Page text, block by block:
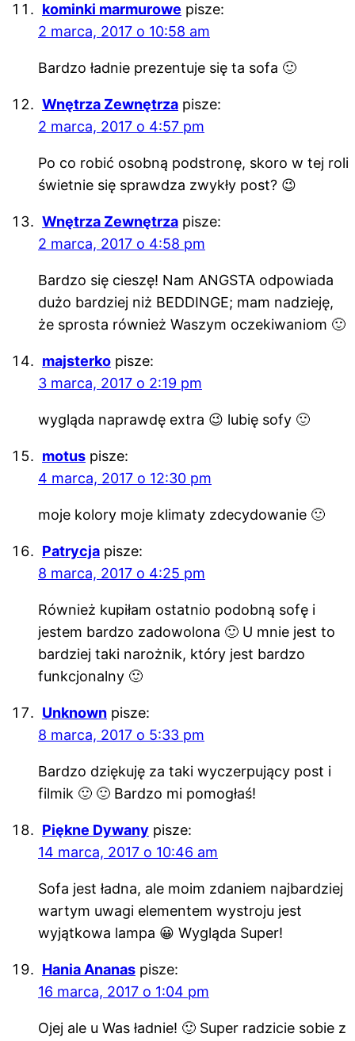
kominki marmurowe pisze:
2 marca, 2017 o 10:58 am
Bardzo ładnie prezentuje się ta sofa 🙂
Wnętrza Zewnętrza pisze:
2 marca, 2017 o 4:57 pm
Po co robić osobną podstronę, skoro w tej roli
świetnie się sprawdza zwykły post? 😉
Wnętrza Zewnętrza pisze:
2 marca, 2017 o 4:58 pm
Bardzo się cieszę! Nam ANGSTA odpowiada
dużo bardziej niż BEDDINGE; mam nadzieję,
że sprosta również Waszym oczekiwaniom 🙂
majsterko pisze:
3 marca, 2017 o 2:19 pm
wygląda naprawdę extra 😉 lubię sofy 🙂
motus pisze:
4 marca, 2017 o 12:30 pm
moje kolory moje klimaty zdecydowanie 🙂
Patrycja pisze:
8 marca, 2017 o 4:25 pm
Również kupiłam ostatnio podobną sofę i
jestem bardzo zadowolona 🙂 U mnie jest to
bardziej taki narożnik, który jest bardzo
funkcjonalny 🙂
Unknown pisze:
8 marca, 2017 o 5:33 pm
Bardzo dziękuję za taki wyczerpujący post i
filmik 🙂 🙂 Bardzo mi pomogłaś!
Piękne Dywany pisze:
14 marca, 2017 o 10:46 am
Sofa jest ładna, ale moim zdaniem najbardziej
wartym uwagi elementem wystroju jest
wyjątkowa lampa 😀 Wygląda Super!
Hania Ananas pisze:
16 marca, 2017 o 1:04 pm
Ojej ale u Was ładnie! 🙂 Super radzicie sobie z